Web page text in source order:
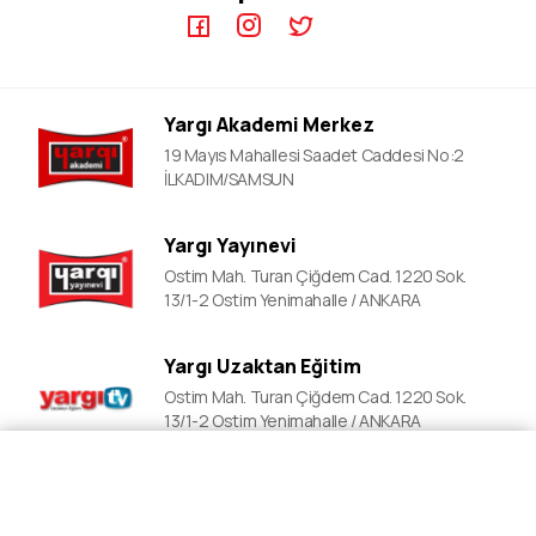
YDS Kursları
YKS Kursları
LGS Kursları
Polislik Sınavlarına Hazırlık
YDS Video Ders
Yargı Akademi Merkez
19 Mayıs Mahallesi Saadet Caddesi No:2
İLKADIM/SAMSUN
Yargı Yayınevi
Ostim Mah. Turan Çiğdem Cad. 1220 Sok.
13/1-2 Ostim Yenimahalle / ANKARA
Yargı Uzaktan Eğitim
Ostim Mah. Turan Çiğdem Cad. 1220 Sok.
13/1-2 Ostim Yenimahalle / ANKARA